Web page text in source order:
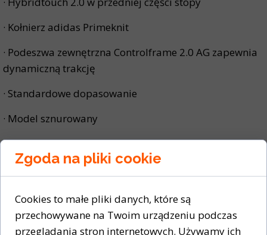
· Kołnierz adidas Primeknit
· Podeszwa zewnętrzna Controlframe 2.0 AG zapewnia
dynamiczną trakcję
· Standardowe dopasowanie
· Model sznurowany
· Model zawiera co najmniej 20% materiałów
pochodzących z recyklingu
Zgoda na pliki cookie
Cookies to małe pliki danych, które są
przechowywane na Twoim urządzeniu podczas
przeglądania stron internetowych. Używamy ich